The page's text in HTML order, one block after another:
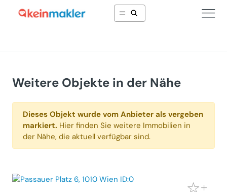
Weitere Objekte in der Nähe
Dieses Objekt wurde vom Anbieter als vergeben
markiert. Hier finden Sie weitere Immobilien in
der Nähe, die aktuell verfügbar sind.